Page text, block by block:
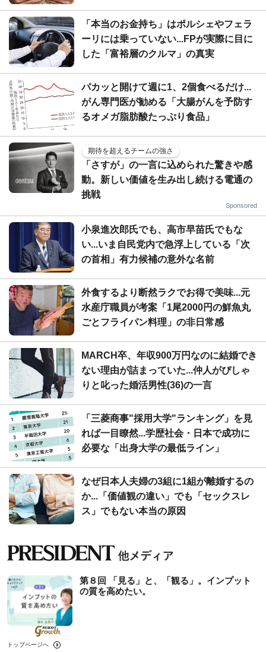
「本当のお金持ち」はポルシェやフェラ
ーリには乗っていない...FPが実際に目に
した「富裕層のクルマ」の真実
パカッと開けて週に1、2個食べるだけ...
がん専門医が勧める「大腸がんを予防す
るオメガ脂肪酸たっぷり食品」
期待を超えるチームの強さ
「さすが」の一言に込められた驚きや感
動。新しい価値を生み出し続ける電通の
挑戦
Sponsored
小泉進次郎氏でも、高市早苗氏でもな
い...いま自民党内で急浮上している「次
の首相」有力候補の意外な名前
外食するより断然ラクでお得で美味...元
水産庁職員が考案「1尾2000円の鮮魚丸
ごとフライパン料理」の非日常感
MARCH卒、年収900万円なのに結婚でき
ない理由が詰まっていた...仲人がぴしゃ
りと叱った婚活男性(36)の一言
「三菱商事"採用大学"ランキング」を見
れば一目瞭然...学歴社会・日本で成功に
必要な「出身大学の最低ライン」
なぜ日本人夫婦の3組に1組が離婚するの
か...「価値観の違い」でも「セックスレ
ス」でもない本当の原因
第８回 「見る」と、「観る」。インプット
の質を高めたい。
トップページへ